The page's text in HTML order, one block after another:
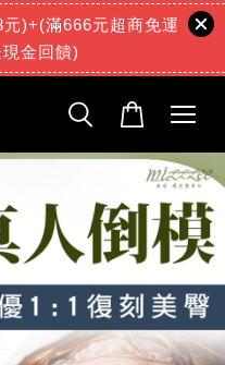
)+(滿666元超商免運
金回饋)